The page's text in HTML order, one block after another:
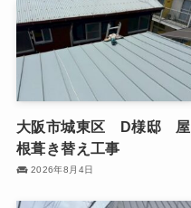
大阪市城東区 D様邸 屋
根葺き替え工事
2026年8月4日